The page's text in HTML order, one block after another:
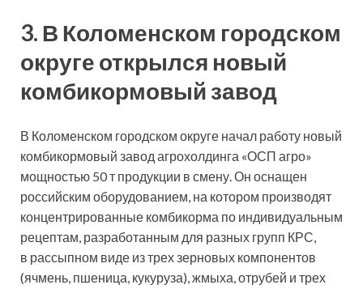
3. В Коломенском городском
округе открылся новый
комбикормовый завод
В Коломенском городском округе начал работу новый
комбикормовый завод агрохолдинга «ОСП агро»
мощностью 50 т продукции в смену. Он оснащен
российским оборудованием, на котором производят
концентрированные комбикорма по индивидуальным
рецептам, разработанным для разных групп КРС,
в рассыпном виде из трех зерновых компонентов
(ячмень, пшеница, кукуруза), жмыха, отрубей и трех